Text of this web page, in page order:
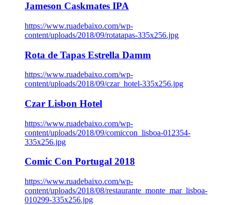
Jameson Caskmates IPA
https://www.ruadebaixo.com/wp-
content/uploads/2018/09/rotatapas-335x256.jpg
Rota de Tapas Estrella Damm
https://www.ruadebaixo.com/wp-
content/uploads/2018/09/czar_hotel-335x256.jpg
Czar Lisbon Hotel
https://www.ruadebaixo.com/wp-
content/uploads/2018/09/comiccon_lisboa-012354-
335x256.jpg
Comic Con Portugal 2018
https://www.ruadebaixo.com/wp-
content/uploads/2018/08/restaurante_monte_mar_lisboa-
010299-335x256.jpg